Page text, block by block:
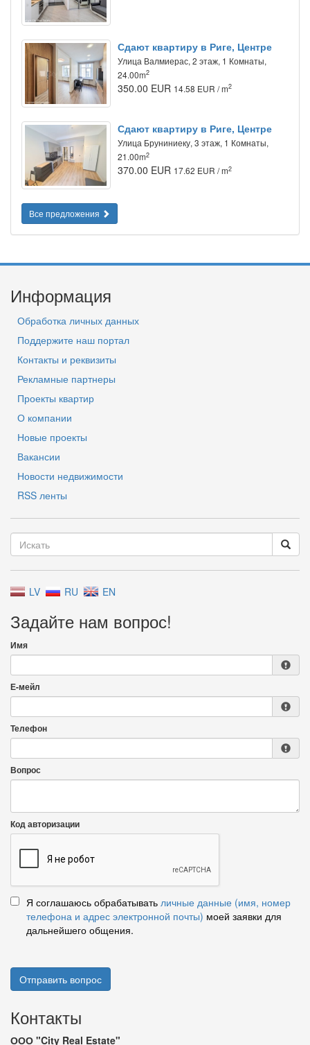
Сдают квартиру в Риге, Центре
Улица Валмиерас, 2 этаж, 1 Комнаты,
24.00m2
350.00 EUR 14.58 EUR / m2
Сдают квартиру в Риге, Центре
Улица Бруниниеку, 3 этаж, 1 Комнаты,
21.00m2
370.00 EUR 17.62 EUR / m2
Все предложения
Информация
Обработка личных данных
Поддержите наш портал
Контакты и реквизиты
Рекламные партнеры
Проекты квартир
О компании
Новые проекты
Вакансии
Новости недвижимости
RSS ленты
LV RU EN
Задайте нам вопрос!
Имя
Е-мейл
Телефон
Вопрос
Код авторизации
Я соглашаюсь обрабатывать личные данные (имя, номер
телефона и адрес электронной почты) моей заявки для
дальнейшего общения.
Отправить вопрос
Контакты
ООО "City Real Estate"